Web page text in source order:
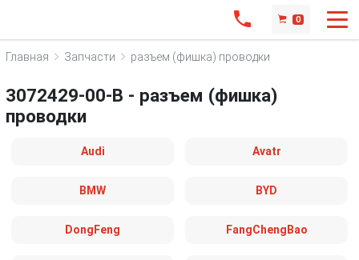
0
Главная Запчасти разъем (фишка) проводки
3072429-00-B - разъем (фишка)
проводки
Audi Avatr
BMW BYD
DongFeng FangChengBao